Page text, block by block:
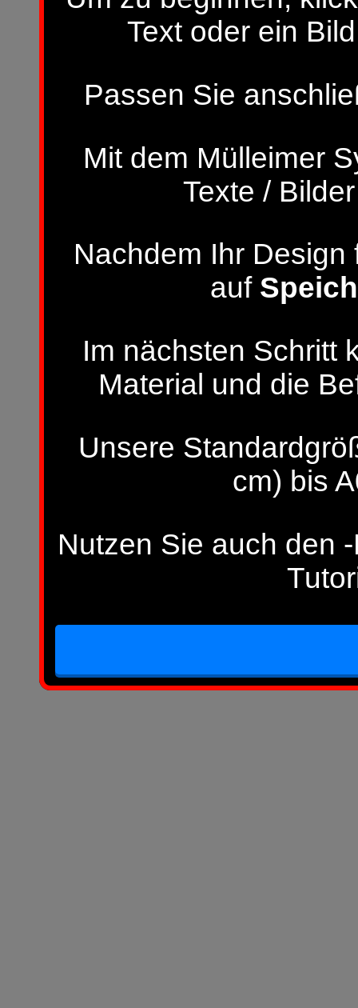
Text oder ein
Passen Sie
Mit dem Mülleimer
Texte /
Nachdem Ihr
auf
Im nächsten Schritt
Material und die
Unsere
cm) bis
Nutzen Sie auch den